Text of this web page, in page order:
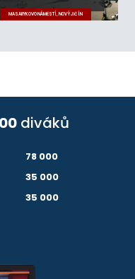
MASARYKOVO NÁMĚSTÍ, NOVÝ JIČÍN
diváků
78 000
35 000
35 000